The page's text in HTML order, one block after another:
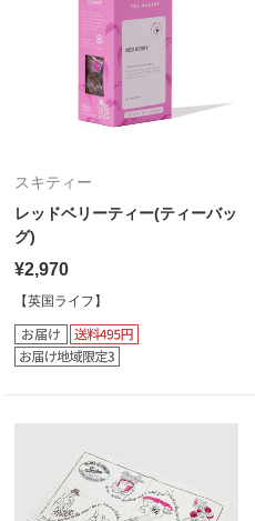
スキティー
レッドベリーティー(ティーバッ
グ)
¥2,970
【英国ライフ】